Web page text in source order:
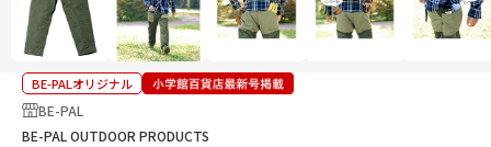
BE-PALオリジナル
BE-PAL
BE-PAL OUTDOOR PRODUCTS